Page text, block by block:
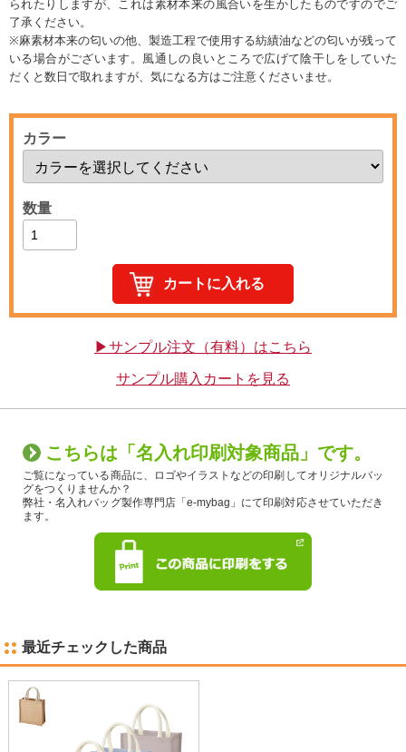
られたりしますが、これは素材本来の風合いを生かしたものですのでご
了承ください。
※麻素材本来の匂いの他、製造工程で使用する紡績油などの匂いが残って
いる場合がございます。風通しの良いところで広げて陰干しをしていた
だくと数日で取れますが、気になる方はご注意くださいませ。
カラー
数量
▶サンプル注文（有料）はこちら
サンプル購入カートを見る
こちらは「名入れ印刷対象商品」です。
ご覧になっている商品に、ロゴやイラストなどの印刷してオリジナルバッ
グをつくりませんか？
弊社・名入れバッグ製作専門店「e-mybag」にて印刷対応させていただき
ます。
最近チェックした商品